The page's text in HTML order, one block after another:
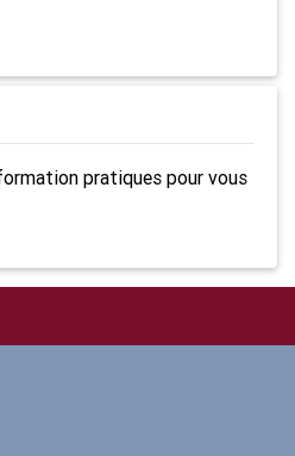
pratiques pour vous